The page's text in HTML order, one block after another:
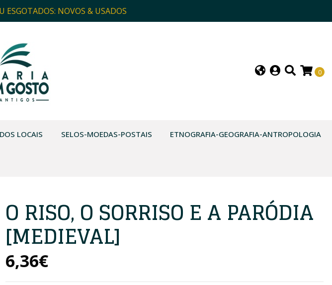
ESGOTADOS: NOVOS & USADOS
0
LOCAIS SELOS-MOEDAS-POSTAIS ETNOGRAFIA-GEOGRAFIA-ANTROPOLOGIA
O RISO, O SORRISO E A PARÓDIA
[MEDIEVAL]
6,36€